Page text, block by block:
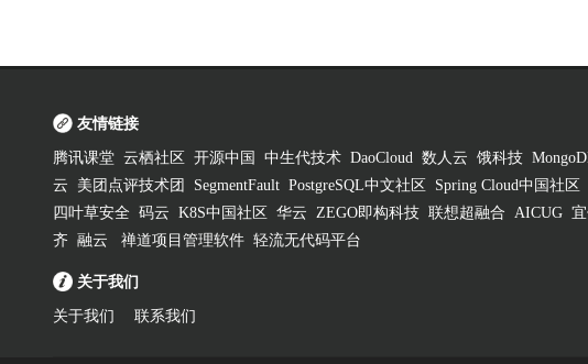
友情链接
腾讯课堂 云栖社区 开源中国 中生代技术 DaoCloud 数人云 饿科技
云
美团点评技术团 SegmentFault PostgreSQL中文社区 Spring Cloud中国社区
四叶草安全 码云 K8S中国社区 华云 ZEGO即构科技 联想超融合 AICUG
齐 融云 禅道项目管理软件 轻流无代码平台
关于我们
关于我们 联系我们